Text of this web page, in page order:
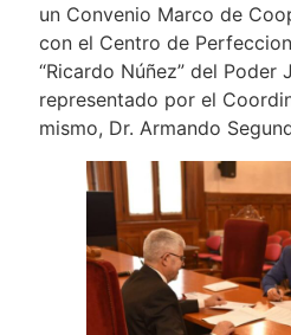
un Convenio Marco de
con el Centro de
“Ricardo Núñez” del Poder
representado por el
mismo, Dr. Armando